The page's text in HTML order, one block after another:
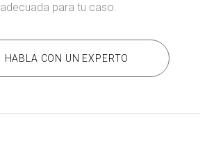
adecuada para tu caso.
HABLA CON UN EXPERTO